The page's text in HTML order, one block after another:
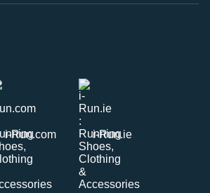
i-Run.com i-Run.ie